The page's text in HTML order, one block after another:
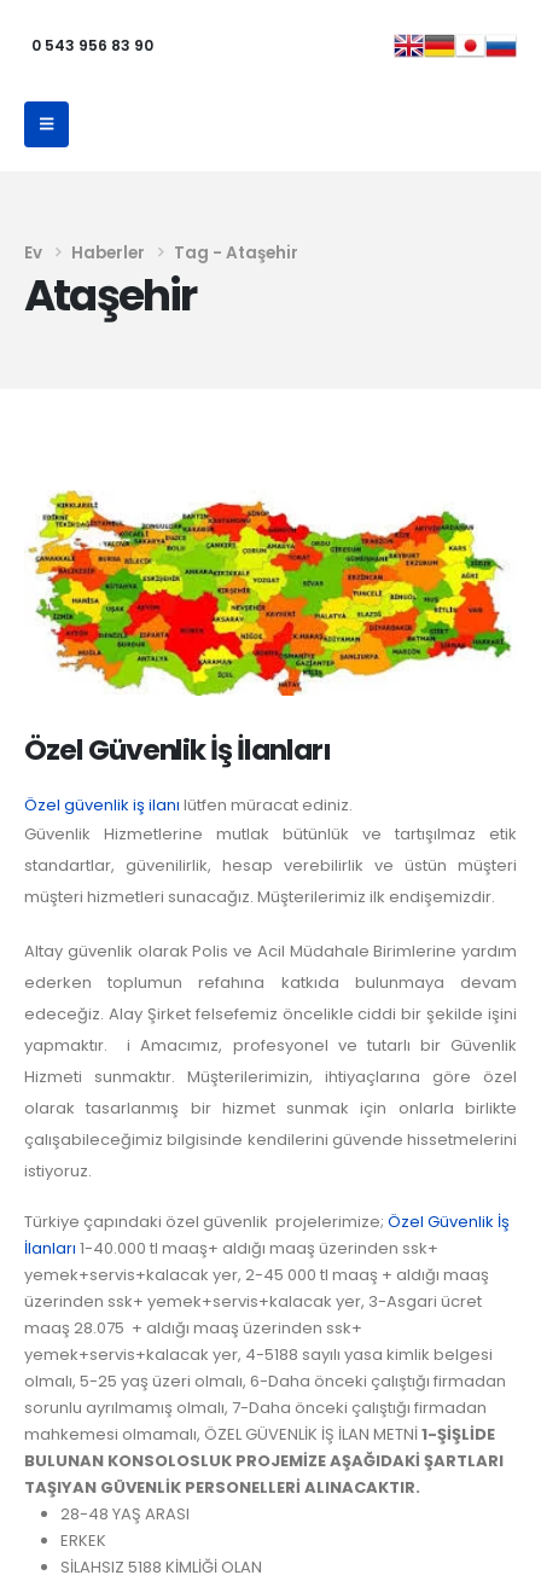
0 543 956 83 90
Ev Haberler Tag - Ataşehir
Ataşehir
Özel Güvenlik İş İlanları
Özel güvenlik iş ilanı lütfen müracat ediniz.
Güvenlik Hizmetlerine mutlak bütünlük ve tartışılmaz etik
standartlar, güvenilirlik, hesap verebilirlik ve üstün müşteri
müşteri hizmetleri sunacağız. Müşterilerimiz ilk endişemizdir.
Altay güvenlik olarak Polis ve Acil Müdahale Birimlerine yardım
ederken toplumun refahına katkıda bulunmaya devam
edeceğiz. Alay Şirket felsefemiz öncelikle ciddi bir şekilde işini
yapmaktır. i Amacımız, profesyonel ve tutarlı bir Güvenlik
Hizmeti sunmaktır. Müşterilerimizin, ihtiyaçlarına göre özel
olarak tasarlanmış bir hizmet sunmak için onlarla birlikte
çalışabileceğimiz bilgisinde kendilerini güvende hissetmelerini
istiyoruz.
Türkiye çapındaki özel güvenlik projelerimize; Özel Güvenlik İş
İlanları 1-40.000 tl maaş+ aldığı maaş üzerinden ssk+
yemek+servis+kalacak yer, 2-45 000 tl maaş + aldığı maaş
üzerinden ssk+ yemek+servis+kalacak yer, 3-Asgari ücret
maaş 28.075 + aldığı maaş üzerinden ssk+
yemek+servis+kalacak yer, 4-5188 sayılı yasa kimlik belgesi
olmalı, 5-25 yaş üzeri olmalı, 6-Daha önceki çalıştığı firmadan
sorunlu ayrılmamış olmalı, 7-Daha önceki çalıştığı firmadan
mahkemesi olmamalı, ÖZEL GÜVENLİK İŞ İLAN METNİ1-ŞİŞLİDE
BULUNAN KONSOLOSLUK PROJEMİZE AŞAĞIDAKİ ŞARTLARI
TAŞIYAN GÜVENLİK PERSONELLERİ ALINACAKTIR.
28-48 YAŞ ARASI
ERKEK
SİLAHSIZ 5188 KİMLİĞİ OLAN